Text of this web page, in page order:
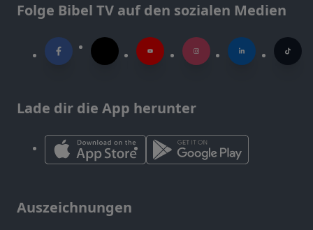
Folge Bibel TV auf den sozialen Medien
Lade dir die App herunter
Auszeichnungen